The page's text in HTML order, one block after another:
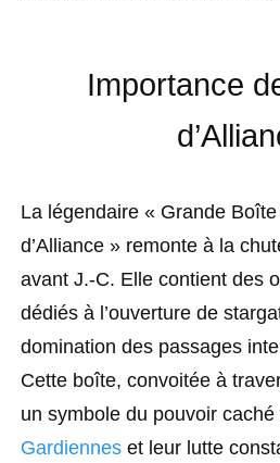
Importance
La légendaire « Grande Boîte
d’Alliance » remonte à la
avant J.-C. Elle contient des
dédiés à l’ouverture de
domination des passages
Cette boîte, convoitée à
un symbole du pouvoir caché
Gardiennes et leur lutte